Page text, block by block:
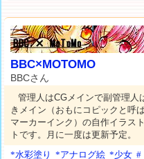
BBC×MOTOMO
BBCさん
管理人はCGメインで副管理人
きメイン（おもにコピックと呼
マーカーインク）の自作イラス
トです。月に一度は更新予定。
*水彩塗り
*アナログ絵 *少女 #